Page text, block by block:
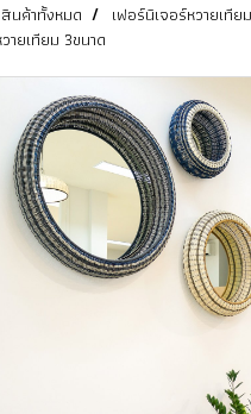
สินค้าทั้งหมด เฟอร์นิเจอร์หวายเทียม
ายเทียม 3ขนาด